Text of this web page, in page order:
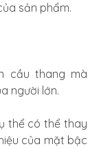
sản phẩm.
cầu thang mà
người lớn.
thể có thể thay
của mặt bậc